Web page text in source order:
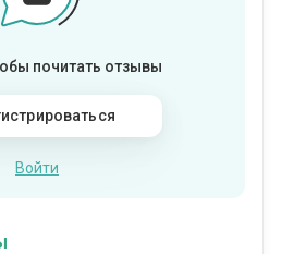
почитать отзывы
Войти